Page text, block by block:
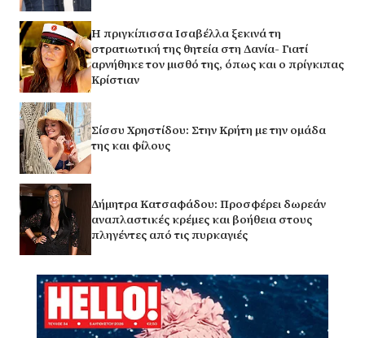
Η πριγκίπισσα Ισαβέλλα ξεκινά τη
στρατιωτική της θητεία στη Δανία- Γιατί
αρνήθηκε τον μισθό της, όπως και ο πρίγκιπας
Κρίστιαν
Σίσσυ Χρηστίδου: Στην Κρήτη με την ομάδα
της και φίλους
Δήμητρα Κατσαφάδου: Προσφέρει δωρεάν
αναπλαστικές κρέμες και βοήθεια στους
πληγέντες από τις πυρκαγιές